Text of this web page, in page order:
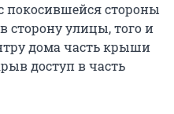
покосившейся стороны
сторону улицы, того и
дома часть крыши
доступ в часть